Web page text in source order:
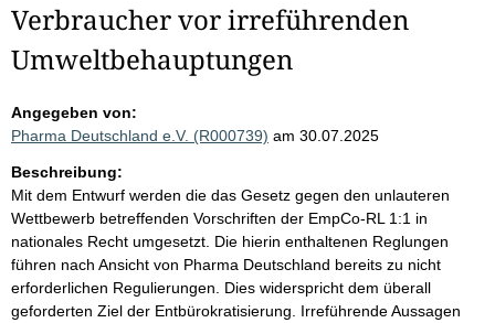
Verbraucher vor irreführenden
Umweltbehauptungen
Angegeben von:
Pharma Deutschland e.V. (R000739) am 30.07.2025
Beschreibung:
Mit dem Entwurf werden die das Gesetz gegen den unlauteren
Wettbewerb betreffenden Vorschriften der EmpCo-RL 1:1 in
nationales Recht umgesetzt. Die hierin enthaltenen Reglungen
führen nach Ansicht von Pharma Deutschland bereits zu nicht
erforderlichen Regulierungen. Dies widerspricht dem überall
geforderten Ziel der Entbürokratisierung. Irreführende Aussagen